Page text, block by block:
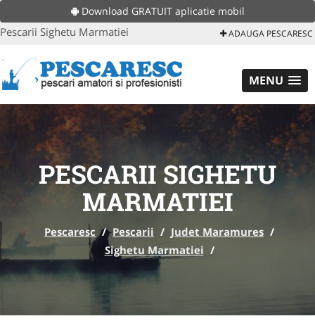
Download GRATUIT aplicatie mobil
Pescarii Sighetu Marmatiei ADAUGA PESCARESC
MENU
PESCARII SIGHETU
MARMATIEI
Pescaresc / Pescarii / Judet Maramures /
Sighetu Marmatiei /